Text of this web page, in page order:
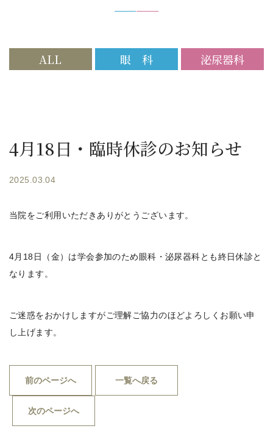
ALL 眼 科 泌尿器科
4月18日・臨時休診のお知らせ
2025.03.04
当院をご利用いただきありがとうございます。
4月18日（金）は学会参加のため眼科・泌尿器科とも終日休診と
なります。
ご迷惑をおかけしますがご理解ご協力のほどよろしくお願い申
し上げます。
前のページへ 一覧へ戻る
次のページへ